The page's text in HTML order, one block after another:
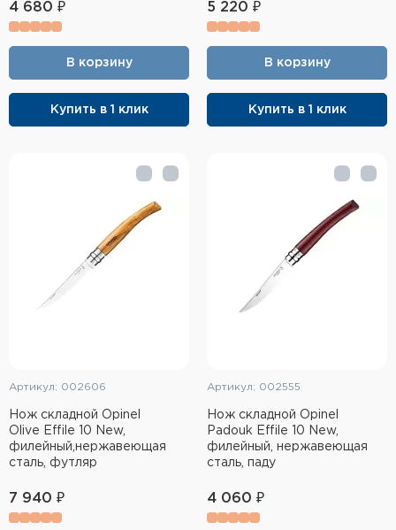
4 680 ₽
В корзину
Купить в 1 клик
5 220 ₽
В корзину
Купить в 1 клик
Артикул: 002606
Нож складной Opinel
Olive Effile 10 New,
филейный,нержавеющая
сталь, футляр
7 940 ₽
Артикул: 002555
Нож складной Opinel
Padouk Effile 10 New,
филейный, нержавеющая
сталь, паду
4 060 ₽